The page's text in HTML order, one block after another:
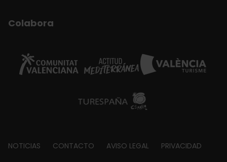
Colabora
Footer
NOTICIAS CONTACTO AVISO LEGAL PRIVACIDAD